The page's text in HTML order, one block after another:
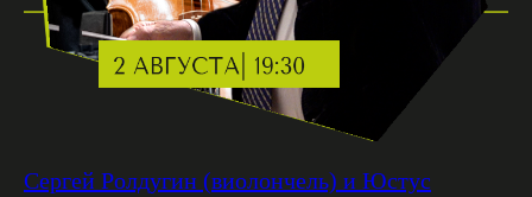
Сергей Ролдугин (виолончель) и Юстус